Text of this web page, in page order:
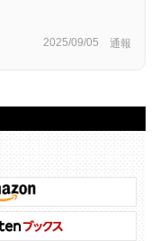
2025/09/05 通報